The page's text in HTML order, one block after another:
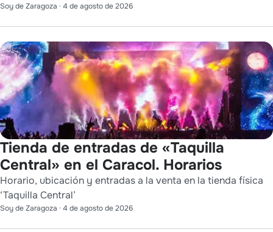
Soy de Zaragoza · 4 de agosto de 2026
Tienda de entradas de «Taquilla
Central» en el Caracol. Horarios
Horario, ubicación y entradas a la venta en la tienda física
‘Taquilla Central’
Soy de Zaragoza · 4 de agosto de 2026